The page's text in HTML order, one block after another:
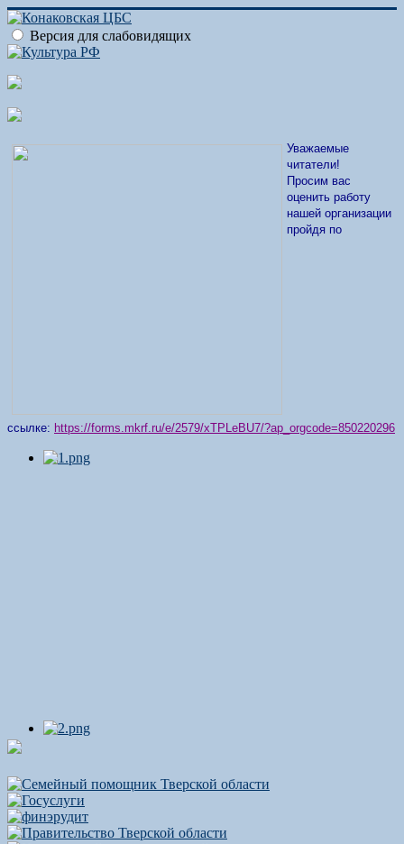
Версия для слабовидящих
Уважаемые
читатели!
Просим вас
оценить работу
нашей организации
пройдя по
ссылке: https://forms.mkrf.ru/e/2579/xTPLeBU7/?ap_orgcode=850220296